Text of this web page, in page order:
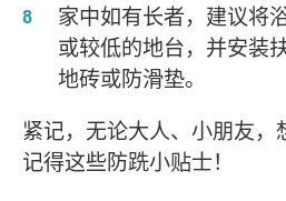
家中如有长者，建议将
或较低的地台，并安装
地砖或防滑垫。
紧记，无论大人、小朋友，
记得这些防跣小贴士！